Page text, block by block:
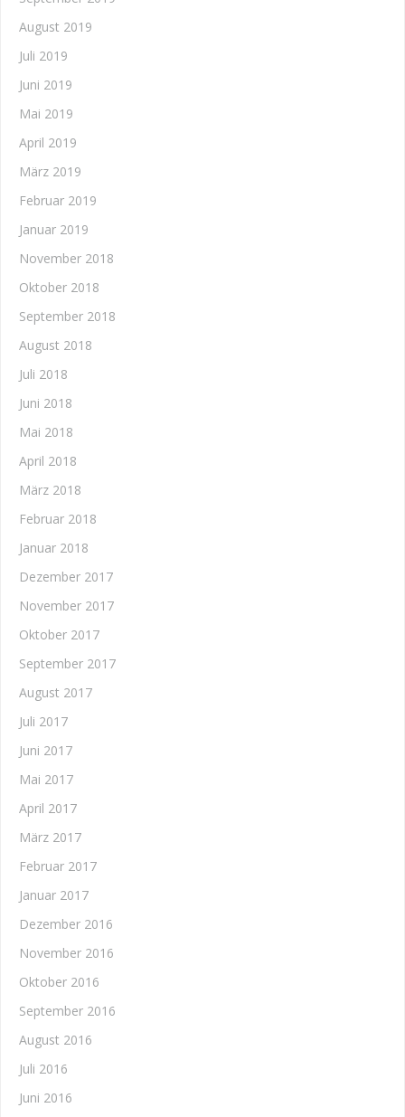
August 2019
Juli 2019
Juni 2019
Mai 2019
April 2019
März 2019
Februar 2019
Januar 2019
November 2018
Oktober 2018
September 2018
August 2018
Juli 2018
Juni 2018
Mai 2018
April 2018
März 2018
Februar 2018
Januar 2018
Dezember 2017
November 2017
Oktober 2017
September 2017
August 2017
Juli 2017
Juni 2017
Mai 2017
April 2017
März 2017
Februar 2017
Januar 2017
Dezember 2016
November 2016
Oktober 2016
September 2016
August 2016
Juli 2016
Juni 2016